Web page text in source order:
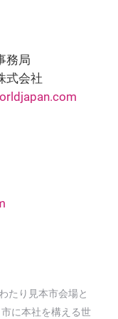
務局
式会社
たり見本市会場と
に本社を構える世